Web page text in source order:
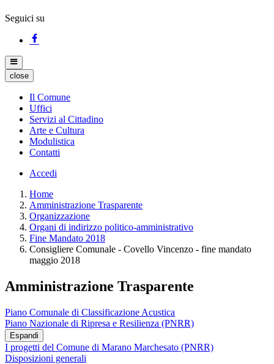
Seguici su
close
Il Comune
Uffici
Servizi al Cittadino
Arte e Cultura
Modulistica
Contatti
Accedi
Home
Amministrazione Trasparente
Organizzazione
Organi di indirizzo politico-amministrativo
Fine Mandato 2018
Consigliere Comunale - Covello Vincenzo - fine mandato
maggio 2018
Amministrazione Trasparente
Piano Comunale di Classificazione Acustica
Piano Nazionale di Ripresa e Resilienza (PNRR)
Espandi
I progetti del Comune di Marano Marchesato (PNRR)
Disposizioni generali